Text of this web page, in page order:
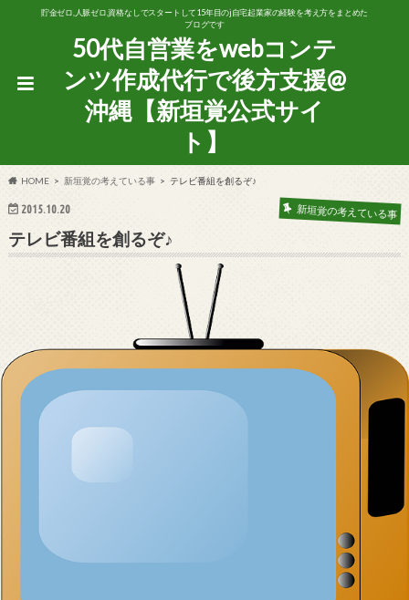
貯金ゼロ,人脈ゼロ,資格なしでスタートして15年目のj自宅起業家の経験を考え方をまとめた
ブログです
50代自営業をwebコンテ
ンツ作成代行で後方支援@
沖縄【新垣覚公式サイ
ト】
HOME 新垣覚の考えている事 テレビ番組を創るぞ♪
2015.10.20 新垣覚の考えている事
テレビ番組を創るぞ♪